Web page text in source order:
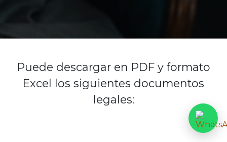
Puede descargar en PDF y formato
Excel los siguientes documentos
legales: